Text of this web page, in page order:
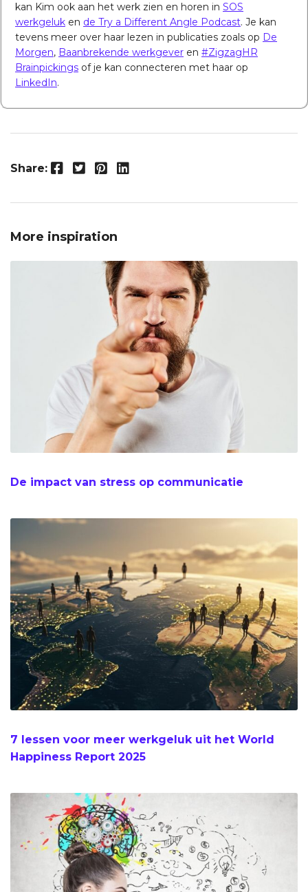
kan Kim ook aan het werk zien en horen in SOS
werkgeluk en de Try a Different Angle Podcast. Je kan
tevens meer over haar lezen in publicaties zoals op De
Morgen, Baanbrekende werkgever en #ZigzagHR
Brainpickings of je kan connecteren met haar op
LinkedIn.
Share: Facebook
Twitter
Pinterest
LinkedIn
More inspiration
De impact van stress op communicatie
7 lessen voor meer werkgeluk uit het World
Happiness Report 2025